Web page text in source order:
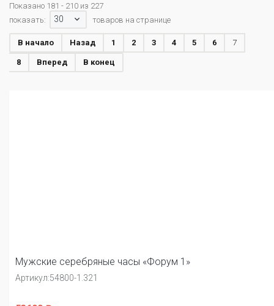
Показано 181 - 210 из 227
показать:
30 товаров на странице
В начало Назад 1 2 3 4 5 6 7
8 Вперед В конец
Мужские серебряные часы «Форум 1»
Артикул:54800-1.321